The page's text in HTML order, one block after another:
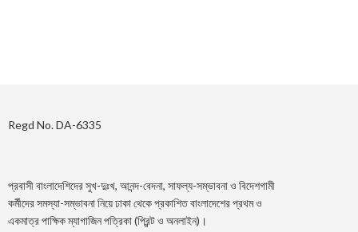
Regd No. DA-6335
প্রবাসী বাংলাদেশিদের সুখ-দুঃখ, আনন্দ-বেদনা, সাফল্য-সম্ভাবনা ও বিদেশগামী
কর্মীদের সমস্যা-সম্ভাবনা নিয়ে ঢাকা থেকে প্রকাশিত বাংলাদেশের প্রথম ও
একমাত্র পাক্ষিক ম্যাগাজিন পত্রিকা (প্রিন্ট ও অনলাইন)।